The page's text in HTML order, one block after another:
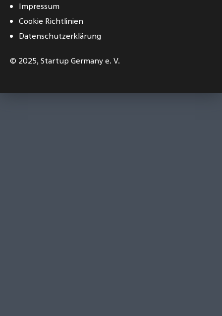
Impressum
Cookie Richtlinien
Datenschutzerklärung
© 2025,Startup Germany e. V.